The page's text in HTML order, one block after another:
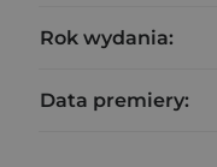
Rok wydania:
Data premiery: